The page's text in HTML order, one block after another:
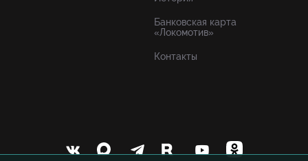
Банковская карта
«Локомотив»
Контакты